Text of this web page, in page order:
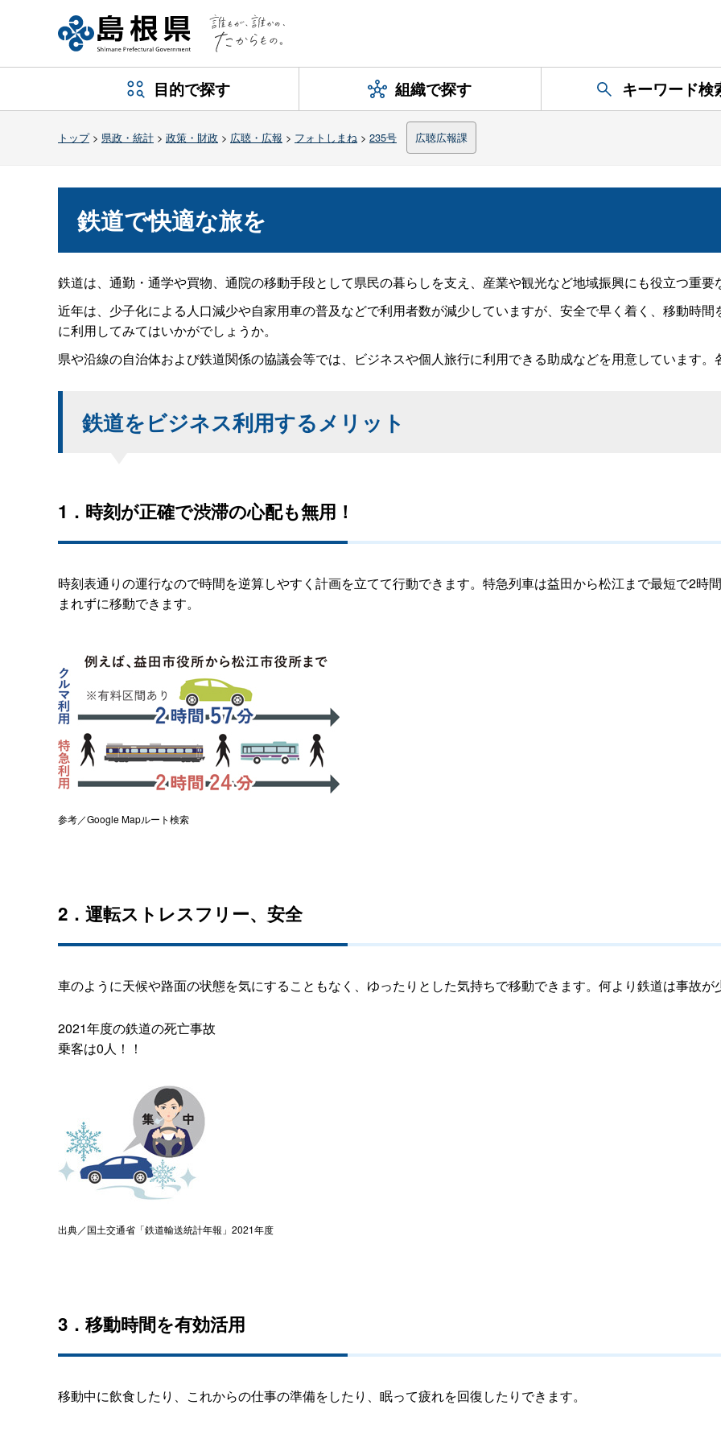
目的で探す 組織で探す キーワード検
トップ> 県政・統計 > 政策・財政 > 広聴・広報 > フォトしまね > 235号 広聴広報課
鉄道で快適な旅を
鉄道は、通勤・通学や買物、通院の移動手段として県民の暮らしを支え、産業や観光など地域振興にも役立つ重要
近年は、少子化による人口減少や自家用車の普及などで利用者数が減少していますが、安全で早く着く、移動時
に利用してみてはいかがでしょうか。
県や沿線の自治体および鉄道関係の協議会等では、ビジネスや個人旅行に利用できる助成などを用意しています。
鉄道をビジネス利用するメリット
1．時刻が正確で渋滞の心配も無用！
時刻表通りの運行なので時間を逆算しやすく計画を立てて行動できます。特急列車は益田から松江まで最短で2時
まれずに移動できます。
参考／Google Mapルート検索
2．運転ストレスフリー、安全
車のように天候や路面の状態を気にすることもなく、ゆったりとした気持ちで移動できます。何より鉄道は事故が
2021年度の鉄道の死亡事故
乗客は0人！！
出典／国土交通省「鉄道輸送統計年報」2021年度
3．移動時間を有効活用
移動中に飲食したり、これからの仕事の準備をしたり、眠って疲れを回復したりできます。